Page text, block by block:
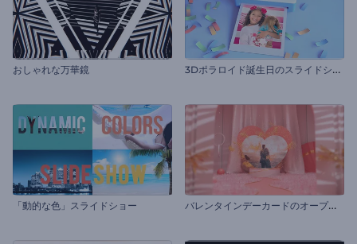
おしゃれな万華鏡 3
Dポラロイド誕生日のスライドショー
「動的な色」スライドショー バ
レンタインデーカードのオープニング動画